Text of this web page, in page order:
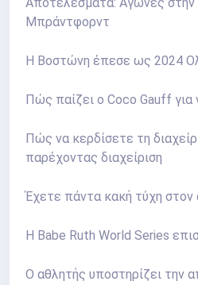
Μπράντφορντ
Η Βοστώνη έπεσε ως 2024
Πώς παίζει ο Coco Gauff για
Πώς να κερδίσετε τη
παρέχοντας διαχείριση
Έχετε πάντα κακή τύχη στον
Η Babe Ruth World Series
Ο αθλητής υποστηρίζει την